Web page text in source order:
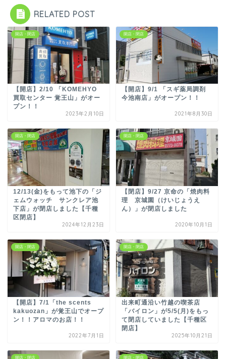
RELATED POST
開店・閉店
【開店】2/10 「KOMEHYO
買取センター 覚王山」がオー
プン！！
2023年2月10日
開店・閉店
【開店】9/1 「スギ薬局調剤
今池南店」がオープン！！
2021年8月30日
開店・閉店
12/13(金)をもって池下の「ジ
ェムウォッチ サンクレア池
下店」が閉店しました【千種
区閉店】
2024年12月23日
開店・閉店
【閉店】9/27 京命の「焼肉料
理 京城園（けいじょうえ
ん）」が閉店しました
2020年10月1日
開店・閉店
【開店】7/1「the scents
kakuozan」が覚王山でオープ
ン！！アロマのお店！！
2022年7月1日
開店・閉店
出来町通沿い竹越の喫茶店
「バイロン」が5/5(月)をもっ
て閉店していました【千種区
閉店】
2025年10月21日
開店・閉店 開店・閉店